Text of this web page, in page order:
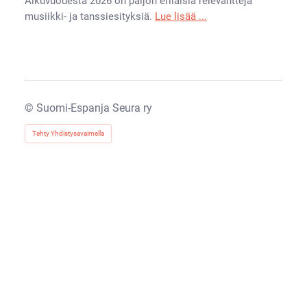
musiikki- ja tanssiesityksiä. Lue lisää ...
© Suomi-Espanja Seura ry
Tehty Yhdistysavaimella